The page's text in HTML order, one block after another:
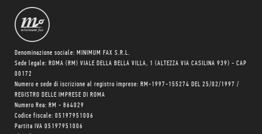
Denominazione sociale: MINIMUM FAX S.R.L.
Sede legale: ROMA (RM) VIALE DELLA BELLA VILLA, 1 (ALTEZZA VIA CASILINA 939) - CAP
00172
Numero e sede di iscrizione al registro imprese: RM-1997-155274 DEL 25/02/1997 /
REGISTRO DELLE IMPRESE DI ROMA
Numero Rea: RM - 864029
Codice fiscale: 05197951006
Partita IVA 05197951006